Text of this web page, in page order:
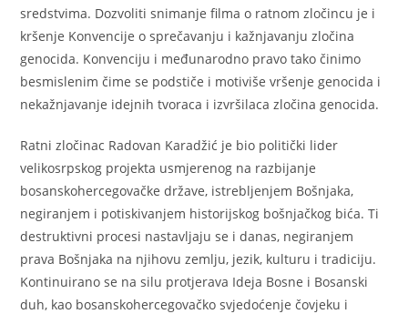
sredstvima. Dozvoliti snimanje filma o ratnom zločincu je i
kršenje Konvencije o sprečavanju i kažnjavanju zločina
genocida. Konvenciju i međunarodno pravo tako činimo
besmislenim čime se podstiče i motiviše vršenje genocida i
nekažnjavanje idejnih tvoraca i izvršilaca zločina genocida.
Ratni zločinac Radovan Karadžić je bio politički lider
velikosrpskog projekta usmjerenog na razbijanje
bosanskohercegovačke države, istrebljenjem Bošnjaka,
negiranjem i potiskivanjem historijskog bošnjačkog bića. Ti
destruktivni procesi nastavljaju se i danas, negiranjem
prava Bošnjaka na njihovu zemlju, jezik, kulturu i tradiciju.
Kontinuirano se na silu protjerava Ideja Bosne i Bosanski
duh, kao bosanskohercegovačko svjedoćenje čovjeku i